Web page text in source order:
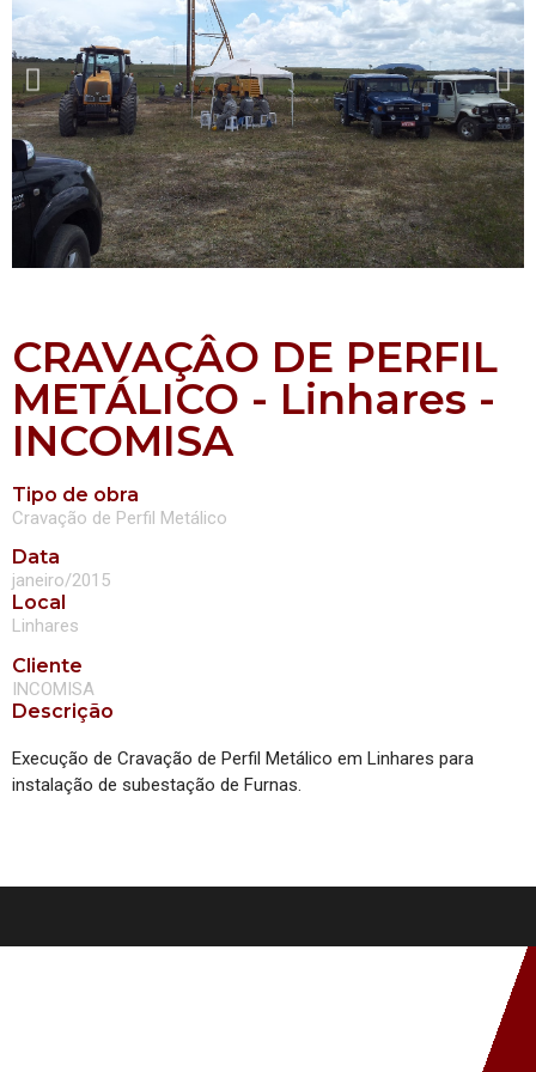
CRAVAÇÂO DE PERFIL
METÁLICO - Linhares -
INCOMISA
Tipo de obra
Cravação de Perfil Metálico
Data
janeiro/2015
Local
Linhares
Cliente
INCOMISA
Descrição
Execução de Cravação de Perfil Metálico em Linhares para
instalação de subestação de Furnas.